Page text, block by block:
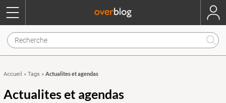
Accueil » Tags » Actualites et agendas
Actualites et agendas